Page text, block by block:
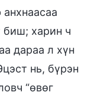
биш; харин ч
дараа л хүн
нь, бүрэн
“өвөг